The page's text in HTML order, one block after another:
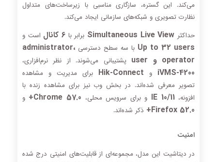
می‌کند. این گستره، سازگاری مناسبی با زیرساخت‌های متداول
نظارت تصویری و شبکه‌های سازمانی ایجاد می‌کند.
حداکثر Simultaneous Live View برابر با6 کانال است و
Up to 32 users با سه سطح دسترسیadministrator،
operator و user
پشتیبانی می‌شوند. از نظر نرم‌افزاری،
iVMS-4200 و Hik-Connect برای مدیریت و مشاهده
تصویر معرفی شده‌اند. در بخش وب نیز برای مشاهده زنده با
افزونه،IE 10/11 و برای سرویس محلی، Chrome 57.0+ و
Firefox 52.0+ ذکر شده‌اند.
امنیت
در دیتاشیت این مدل، مجموعه‌ای از قابلیت‌های امنیتی درج شده